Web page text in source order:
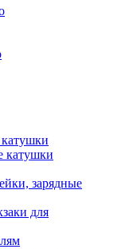
катушки
зарядные
для